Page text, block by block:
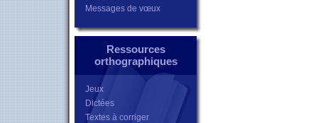
Messages de vœux
Ressources
orthographiques
Jeux
Dictées
Textes à corriger